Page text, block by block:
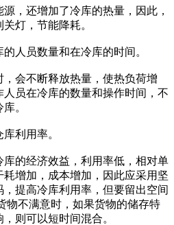
还增加了冷库的热量，因此，
灯，节能降耗。
员数量和在冷库的时间。
会不断释放热量，使热负荷增
员在冷库的数量和操作时间，不
。
利用率。
的经济效益，利用率低，相对单
增加，成本增加，因此应采用坚
提高冷库利用率，但要留出空间
物不满意时，如果货物的储存特
则可以短时间混合。